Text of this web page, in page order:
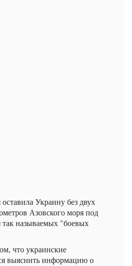
Украину без двух
Азовского моря под
так называемых "боевых
что украинские
выяснить информацию о